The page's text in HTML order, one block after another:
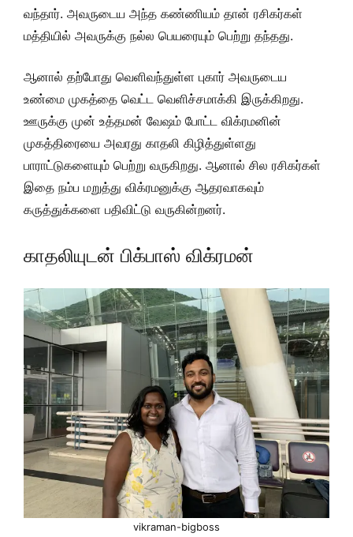
வந்தார். அவருடைய அந்த கண்ணியம் தான் ரசிகர்கள்
மத்தியில் அவருக்கு நல்ல பெயரையும் பெற்று தந்தது.
ஆனால் தற்போது வெளிவந்துள்ள புகார் அவருடைய
உண்மை முகத்தை வெட்ட வெளிச்சமாக்கி இருக்கிறது.
ஊருக்கு முன் உத்தமன் வேஷம் போட்ட விக்ரமனின்
முகத்திரையை அவரது காதலி கிழித்துள்ளது
பாராட்டுகளையும் பெற்று வருகிறது. ஆனால் சில ரசிகர்கள்
இதை நம்ப மறுத்து விக்ரமனுக்கு ஆதரவாகவும்
கருத்துக்களை பதிவிட்டு வருகின்றனர்.
காதலியுடன் பிக்பாஸ் விக்ரமன்
vikraman-bigboss